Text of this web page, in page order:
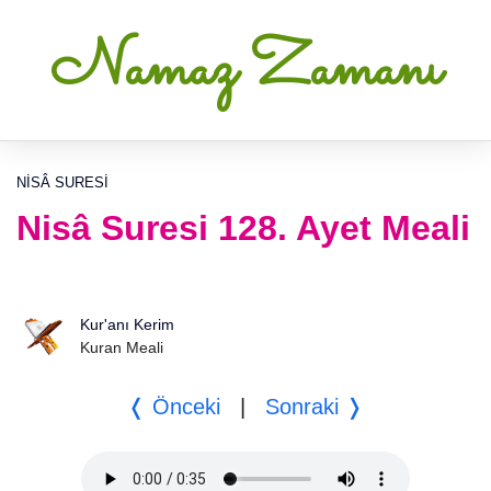
Namaz Zamanı
NISÂ SURESI
Nisâ Suresi 128. Ayet Meali
Kur'anı Kerim
Kuran Meali
❬ Önceki Sonraki ❭